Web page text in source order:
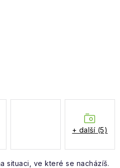
situaci, ve které se nacházíš.
+ další (5)